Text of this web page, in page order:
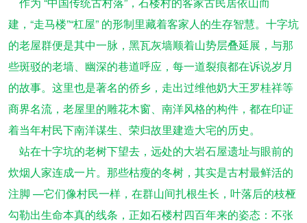
建，“走马楼”“杠屋” 的形制里藏着客家人的生存智慧。十字坑
的老屋群便是其中一脉，黑瓦灰墙顺着山势层叠延展，与那
些斑驳的老墙、幽深的巷道呼应，每一道裂痕都在诉说岁月
的故事。这里也是著名的侨乡，走出过维他奶大王罗桂祥等
商界名流，老屋里的雕花木窗、南洋风格的构件，都在印证
着当年村民下南洋谋生、荣归故里建造大宅的历史。
站在十字坑的老树下望去，远处的大岩石屋遗址与眼前的
炊烟人家连成一片。那些枯瘦的冬树，其实是古村最鲜活的
注脚 —它们像村民一样，在群山间扎根生长，叶落后的枝桠
勾勒出生命本真的线条，正如石楼村四百年来的姿态：不张